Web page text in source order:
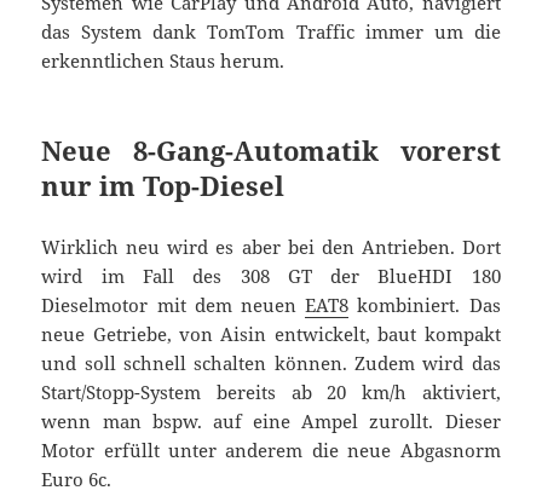
das System dank TomTom Traffic immer um die
erkenntlichen Staus herum.
Neue 8-Gang-Automatik vorerst
nur im Top-Diesel
Wirklich neu wird es aber bei den Antrieben. Dort
wird im Fall des 308 GT der BlueHDI 180
Dieselmotor mit dem neuenEAT8 kombiniert. Das
neue Getriebe, von Aisin entwickelt, baut kompakt
und soll schnell schalten können. Zudem wird das
Start/Stopp-System bereits ab 20 km/h aktiviert,
wenn man bspw. auf eine Ampel zurollt. Dieser
Motor erfüllt unter anderem die neue Abgasnorm
Euro 6c.